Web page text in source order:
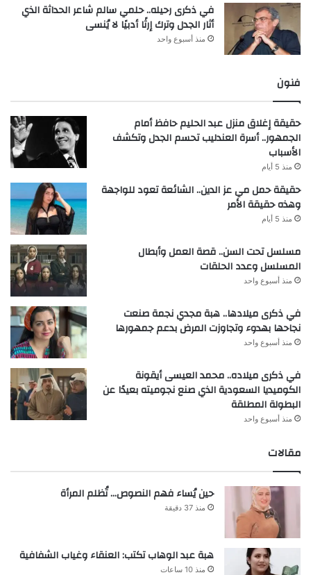
في ذكرى رحيله.. حلمي سالم شاعر الحداثة الذي
أثار الجدل وترك إرثًا أدبيًا لا يُنسى
منذ أسبوع واحد
فنون
حقيقة إغلاق منزل عبد الحليم حافظ أمام
الجمهور.. أسرة العندليب تحسم الجدل وتكشف
الأسباب
منذ 5 أيام
حقيقة حمل مي عز الدين.. الشائعة تعود للواجهة
وهذه حقيقة الأمر
منذ 5 أيام
مسلسل تحت السن.. قصة العمل وأبطال
المسلسل وعدد الحلقات
منذ أسبوع واحد
في ذكرى ميلادها.. هبة مجدي نجمة صنعت
نجاحها بهدوء وتجاوزت المرض بدعم جمهورها
منذ أسبوع واحد
في ذكرى ميلاده.. محمد العيسى أيقونة
الكوميديا السعودية الذي صنع نجوميته بعيدًا عن
البطولة المطلقة
منذ أسبوع واحد
مقالات
حين يُساء فهم النصوص… تُظلم المرأة
منذ 37 دقيقة
هبة عبد الوهاب تكتب: العنقاء وغياب الشفافية
منذ 10 ساعات